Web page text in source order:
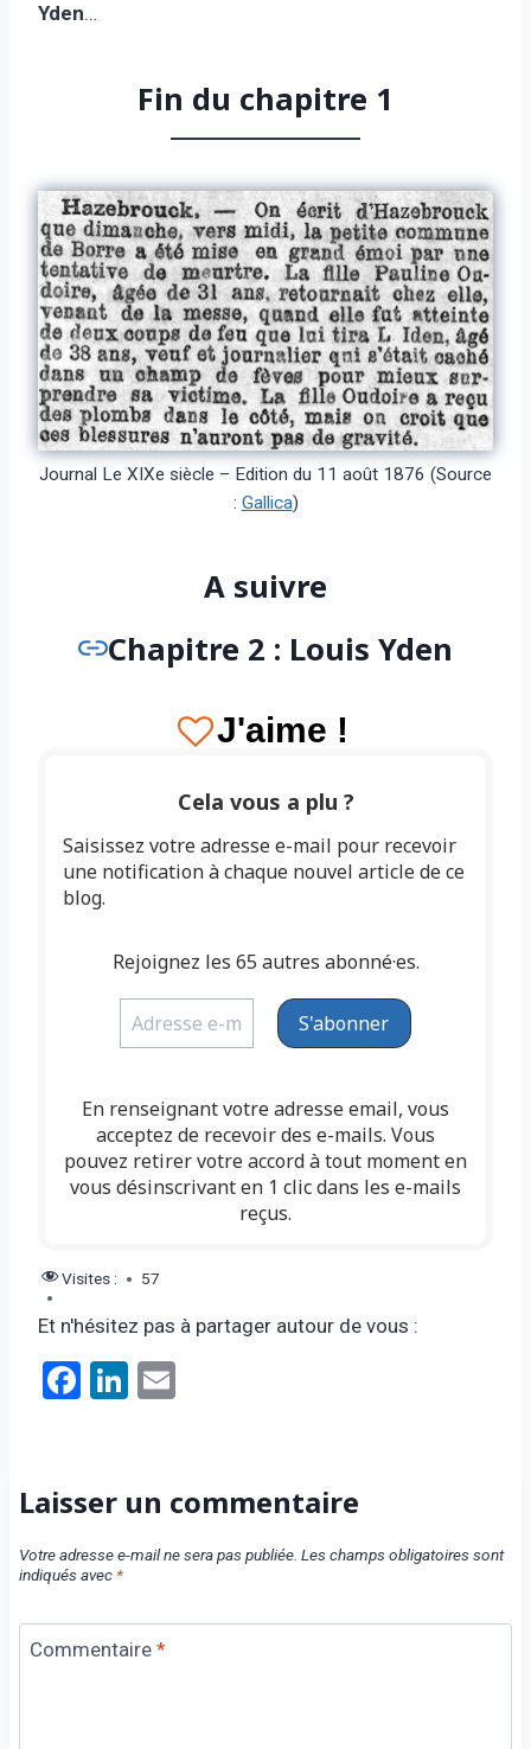
Yden…
Fin du chapitre 1
Journal Le XIXe siècle – Edition du 11 août 1876 (Source
: Gallica)
A suivre
Chapitre 2 : Louis Yden
J'aime !
Cela vous a plu ?
Saisissez votre adresse e-mail pour recevoir
une notification à chaque nouvel article de ce
blog.
Rejoignez les 65 autres abonné·es.
En renseignant votre adresse email, vous
acceptez de recevoir des e-mails. Vous
pouvez retirer votre accord à tout moment en
vous désinscrivant en 1 clic dans les e-mails
reçus.
Visites : 57
Et n'hésitez pas à partager autour de vous :
F
b
o
Li
dI
Laisser un commentaire
Votre adresse e-mail ne sera pas publiée. Les champs obligatoires sont
indiqués avec *
Commentaire *